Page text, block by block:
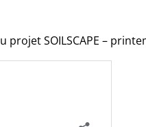
SOILSCAPE –